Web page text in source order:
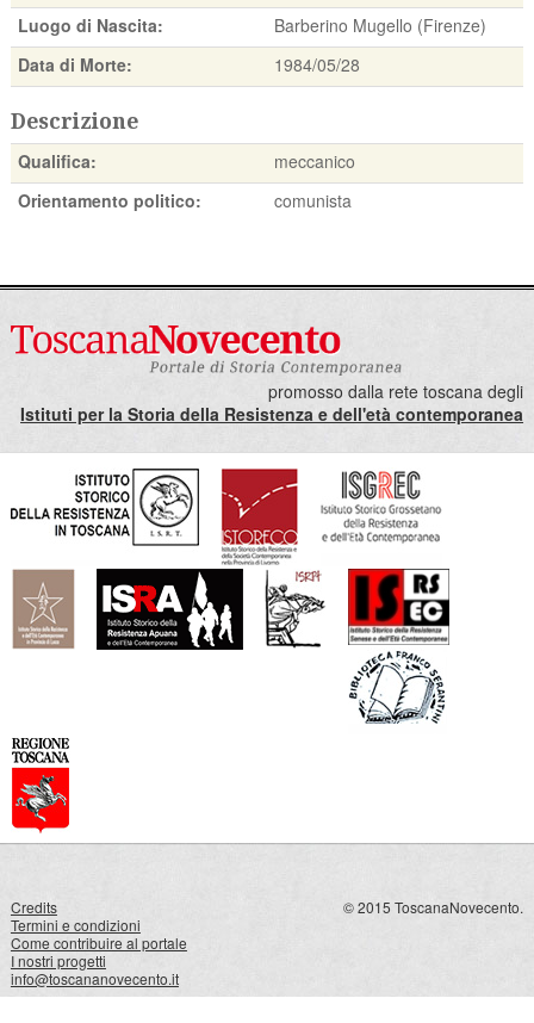
Luogo di Nascita:
Barberino Mugello (Firenze)
Data di Morte:
1984/05/28
Descrizione
Qualifica:
meccanico
Orientamento politico:
comunista
promosso dalla rete toscana degli
Istituti per la Storia della Resistenza e dell'età contemporanea
Credits
Termini e condizioni
Come contribuire al portale
I nostri progetti
info@toscananovecento.it
© 2015 ToscanaNovecento.